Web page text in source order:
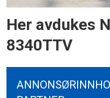
Her avdukes
8340TTV